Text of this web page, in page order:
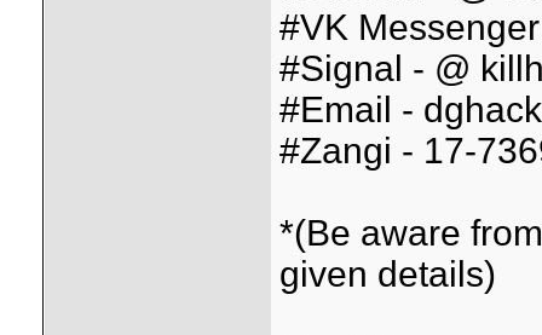
#VK
#Signal - @
#Email -
#Zangi - 17-
*(Be aware
given details)